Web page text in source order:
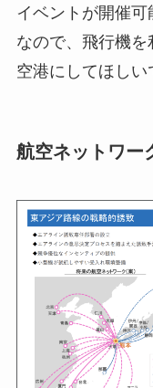
イベントが開催
なので、飛行機
空港にしてほしい
航空ネットワー